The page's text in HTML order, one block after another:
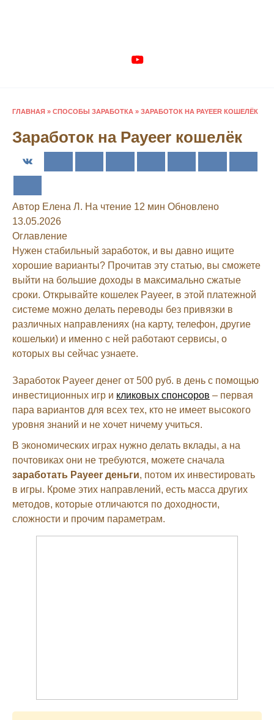
ГЛАВНАЯ » СПОСОБЫ ЗАРАБОТКА » ЗАРАБОТОК НА PAYEER КОШЕЛЁК
Заработок на Payeer кошелёк
Автор Елена Л. На чтение 12 мин Обновлено
13.05.2026
Оглавление
Нужен стабильный заработок, и вы давно ищите
хорошие варианты? Прочитав эту статью, вы сможете
выйти на большие доходы в максимально сжатые
сроки. Открывайте кошелек Payeer, в этой платежной
системе можно делать переводы без привязки в
различных направлениях (на карту, телефон, другие
кошельки) и именно с ней работают сервисы, о
которых вы сейчас узнаете.
Заработок Payeer денег от 500 руб. в день с помощью
инвестиционных игр и кликовых спонсоров – первая
пара вариантов для всех тех, кто не имеет высокого
уровня знаний и не хочет ничему учиться.
В экономических играх нужно делать вклады, а на
почтовиках они не требуются, можете сначала
заработать Payeer деньги, потом их инвестировать
в игры. Кроме этих направлений, есть масса других
методов, которые отличаются по доходности,
сложности и прочим параметрам.